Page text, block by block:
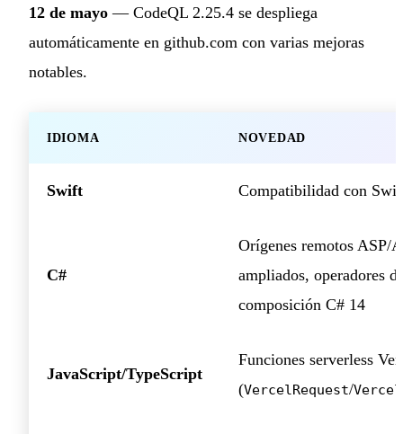
12 de mayo — CodeQL 2.25.4 se despliega
automáticamente en github.com con varias mejoras
notables.
IDIOMA NOVEDAD
Swift Compatibilidad con
C#
Orígenes remotos ASP/
ampliados, operadores
composición C# 14
JavaScript/TypeScript
Funciones serverless
(VercelRequest/